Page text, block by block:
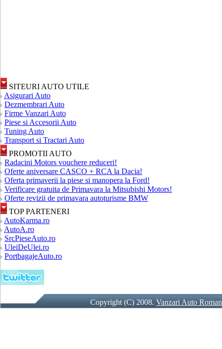
SITEURI AUTO UTILE
Asigurari Auto
Dezmembrari Auto
Firme Vanzari Auto
Piese si Accesorii Auto
Tuning Auto
Transport si Tractari Auto
PROMOTII AUTO
Radacini Motors vouchere reduceri!
Oferte aniversare CASCO + RCA la Dacia!
Oferta primaverii la piese si manopera la Ford!
Verificare gratuita de Primavara la Mitsubishi Motors!
Oferte revizii de primavara autoturisme BMW
TOP PARTENERI
AutoKarma.ro
AutoA.ro
SrcPieseAuto.ro
UleiDeUlei.ro
PortbagajeAuto.ro
Copyright (C) 2008.Vanzari Auto